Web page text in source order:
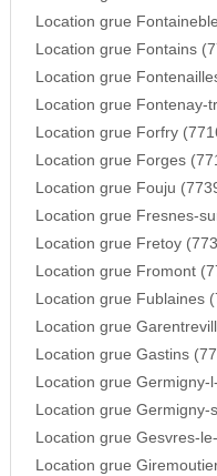
Location grue
Location grue Fontains
Location grue
Location grue Fontenay-
Location grue Forfry
Location grue Forges
Location grue Fouju
Location grue Fresnes-
Location grue Fretoy
Location grue Fromont
Location grue Fublaines
Location grue
Location grue Gastins
Location grue Germigny-
Location grue
Location grue Gesvres-
Location grue